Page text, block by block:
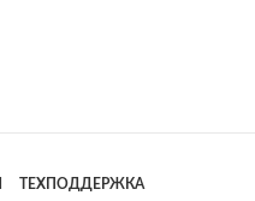
ТЕХПОДДЕРЖКА